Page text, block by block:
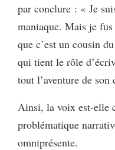
par conclure : « Je
maniaque. Mais je
que c’est un cousin
qui tient le rôle
tout l’aventure de
Ainsi, la voix est-elle
problématique
omniprésente.